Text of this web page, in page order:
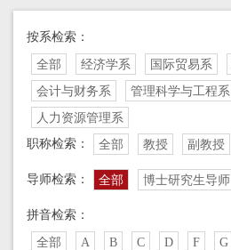
按系检索：
全部 经济学系 国际贸易系
会计与财务系
管理科学与工程系
人力资源管理系
职称检索：
全部 教授 副教授
导师检索： 全部 博士研究生导师
拼音检索：
全部 A B C D F G